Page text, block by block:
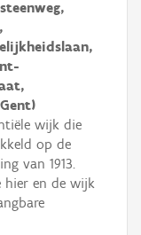
wijk die
op de
van 1913.
hier en de wijk